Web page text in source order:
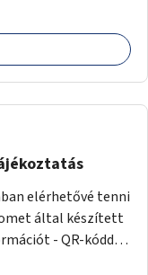
elérhetővé tenni
által készített
- QR-kóddal